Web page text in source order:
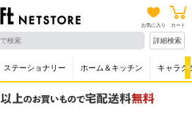
お気に入り カート
詳細検索
ステーショナリー ホーム＆キッチン キャラク